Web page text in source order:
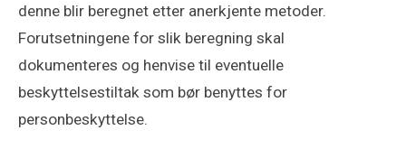
denne blir beregnet etter anerkjente metoder.
Forutsetningene for slik beregning skal
dokumenteres og henvise til eventuelle
beskyttelsestiltak som bør benyttes for
personbeskyttelse.